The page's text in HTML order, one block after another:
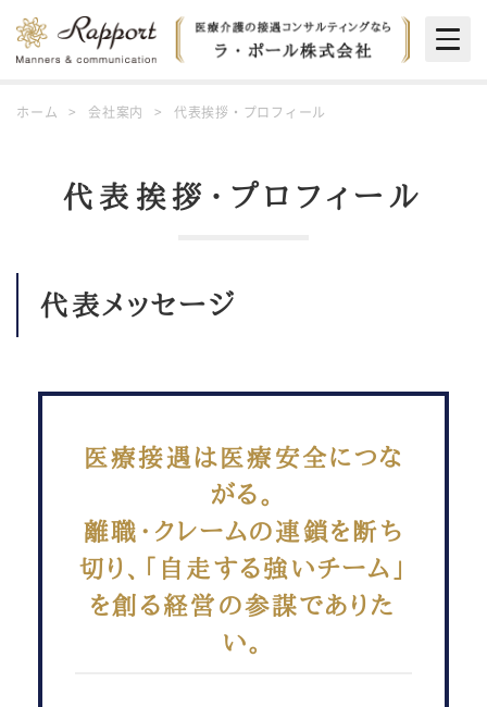
ホーム 会社案内 代表挨拶・プロフィール
代表挨拶・プロフィール
代表メッセージ
医療接遇は医療安全につな
がる。
離職・クレームの連鎖を断ち
切り、「自走する強いチーム」
を創る経営の参謀でありた
い。